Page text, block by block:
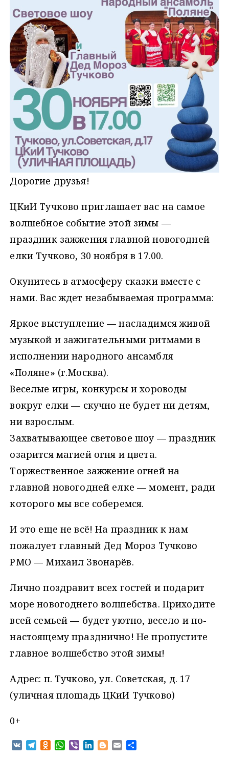
Дорогие друзья!
ЦКиИ Тучково приглашает вас на самое
волшебное событие этой зимы —
праздник зажжения главной новогодней
елки Тучково, 30 ноября в 17.00.
Окунитесь в атмосферу сказки вместе с
нами. Вас ждет незабываемая программа:
Яркое выступление — насладимся живой
музыкой и зажигательными ритмами в
исполнении народного ансамбля
«Поляне» (г.Москва).
Веселые игры, конкурсы и хороводы
вокруг елки — скучно не будет ни детям,
ни взрослым.
Захватывающее световое шоу — праздник
озарится магией огня и цвета.
Торжественное зажжение огней на
главной новогодней елке — момент, ради
которого мы все соберемся.
И это еще не всё! На праздник к нам
пожалует главный Дед Мороз Тучково
РМО — Михаил Звонарёв.
Лично поздравит всех гостей и подарит
море новогоднего волшебства. Приходите
всей семьей — будет уютно, весело и по-
настоящему празднично! Не пропустите
главное волшебство этой зимы!
Адрес: п. Тучково, ул. Советская, д. 17
(уличная площадь ЦКиИ Тучково)
0+
V
O
W
V
B